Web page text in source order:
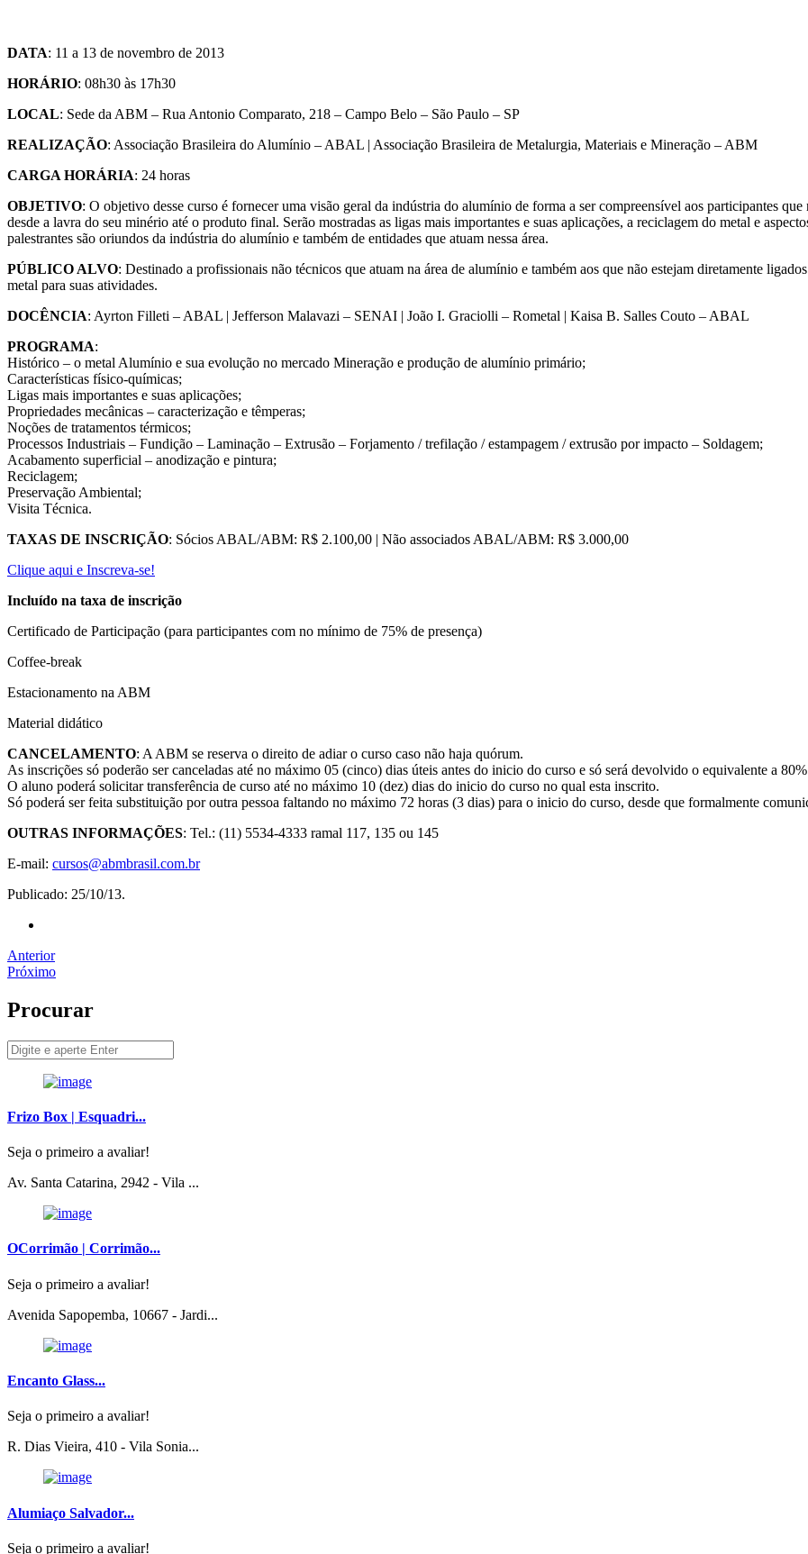
DATA: 11 a 13 de novembro de 2013
HORÁRIO: 08h30 às 17h30
LOCAL: Sede da ABM – Rua Antonio Comparato, 218 – Campo Belo – São Paulo – SP
REALIZAÇÃO: Associação Brasileira do Alumínio – ABAL | Associação Brasileira de Metalurgia, Materiais e Mineração – ABM
CARGA HORÁRIA: 24 horas
OBJETIVO: O objetivo desse curso é fornecer uma visão geral da indústria do alumínio de forma a ser compreensível aos participantes
desde a lavra do seu minério até o produto final. Serão mostradas as ligas mais importantes e suas aplicações, a reciclagem do metal e
palestrantes são oriundos da indústria do alumínio e também de entidades que atuam nessa área.
PÚBLICO ALVO: Destinado a profissionais não técnicos que atuam na área de alumínio e também aos que não estejam diretamente
metal para suas atividades.
DOCÊNCIA: Ayrton Filleti – ABAL | Jefferson Malavazi – SENAI | João I. Graciolli – Rometal | Kaisa B. Salles Couto – ABAL
PROGRAMA:
Histórico – o metal Alumínio e sua evolução no mercado Mineração e produção de alumínio primário;
Características físico-químicas;
Ligas mais importantes e suas aplicações;
Propriedades mecânicas – caracterização e têmperas;
Noções de tratamentos térmicos;
Processos Industriais – Fundição – Laminação – Extrusão – Forjamento / trefilação / estampagem / extrusão por impacto – Soldagem;
Acabamento superficial – anodização e pintura;
Reciclagem;
Preservação Ambiental;
Visita Técnica.
TAXAS DE INSCRIÇÃO: Sócios ABAL/ABM: R$ 2.100,00 | Não associados ABAL/ABM: R$ 3.000,00
Clique aqui e Inscreva-se!
Incluído na taxa de inscrição
Certificado de Participação (para participantes com no mínimo de 75% de presença)
Coffee-break
Estacionamento na ABM
Material didático
CANCELAMENTO: A ABM se reserva o direito de adiar o curso caso não haja quórum.
As inscrições só poderão ser canceladas até no máximo 05 (cinco) dias úteis antes do inicio do curso e só será devolvido o equivalente a
O aluno poderá solicitar transferência de curso até no máximo 10 (dez) dias do inicio do curso no qual esta inscrito.
Só poderá ser feita substituição por outra pessoa faltando no máximo 72 horas (3 dias) para o inicio do curso, desde que formalmente
OUTRAS INFORMAÇÕES: Tel.: (11) 5534-4333 ramal 117, 135 ou 145
E-mail: cursos@abmbrasil.com.br
Publicado: 25/10/13.
Anterior
Próximo
Procurar
Frizo Box | Esquadri...
Seja o primeiro a avaliar!
Av. Santa Catarina, 2942 - Vila ...
OCorrimão | Corrimão...
Seja o primeiro a avaliar!
Avenida Sapopemba, 10667 - Jardi...
Encanto Glass...
Seja o primeiro a avaliar!
R. Dias Vieira, 410 - Vila Sonia...
Alumiaço Salvador...
Seja o primeiro a avaliar!